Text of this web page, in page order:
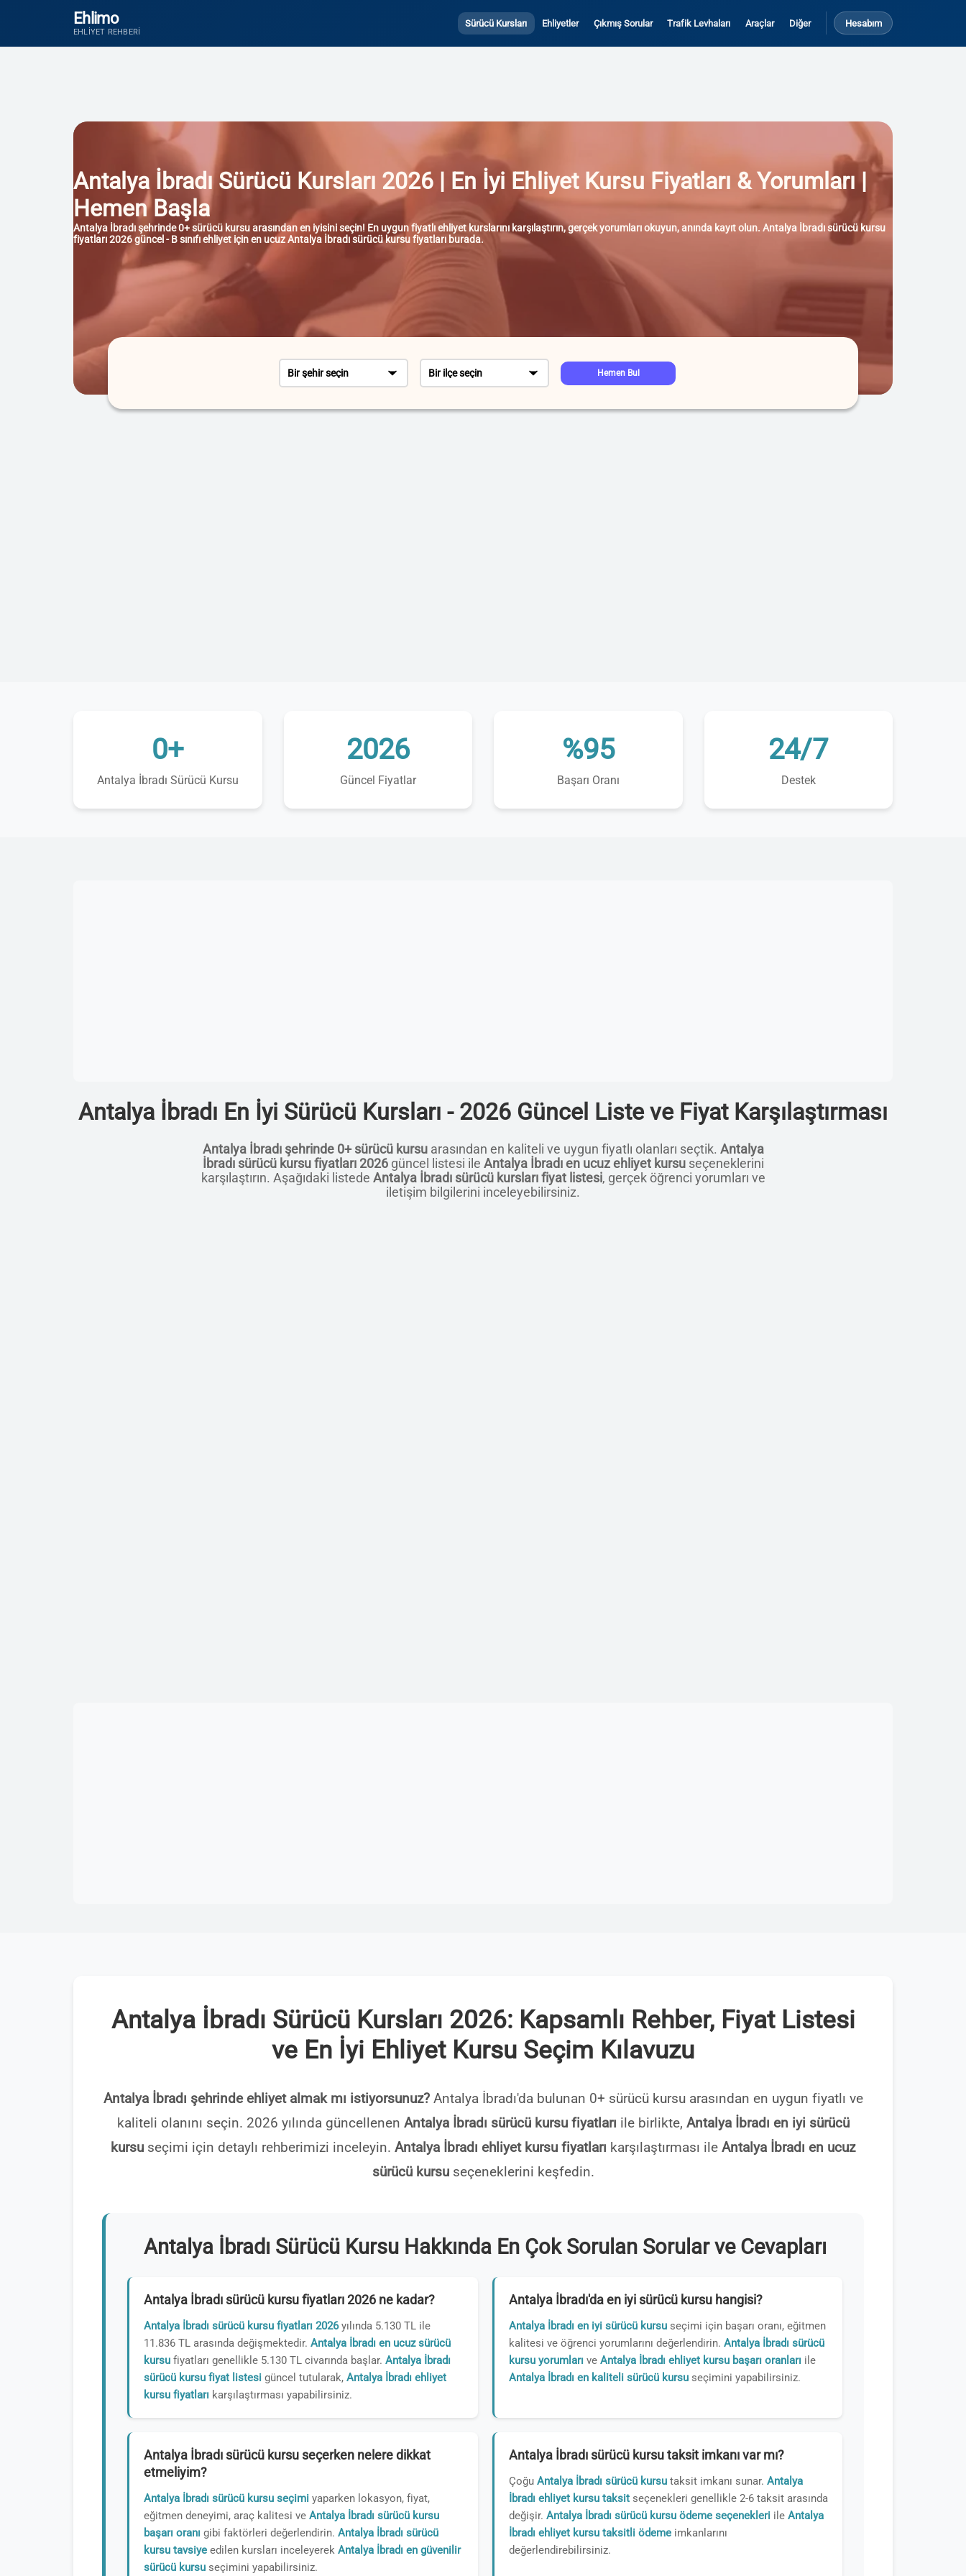
Ehlimo
EHLIYET REHBERI
Sürücü Kursları Ehliyetler Çıkmış Sorular Trafik Levhaları Araçlar Diğer Hesabım
Antalya İbradı Sürücü Kursları 2026 | En İyi Ehliyet Kursu Fiyatları & Yorumları |
Hemen Başla
Antalya İbradı şehrinde 0+ sürücü kursu arasından en iyisini seçin! En uygun fiyatlı ehliyet kurslarını karşılaştırın, gerçek yorumları okuyun, anında kayıt olun. Antalya İbradı sürücü kursu
fiyatları 2026 güncel - B sınıfı ehliyet için en ucuz Antalya İbradı sürücü kursu fiyatları burada.
Bir şehir seçin Bir ilçe seçin Hemen Bul
0+
Antalya İbradı Sürücü Kursu
2026
Güncel Fiyatlar
%95
Başarı Oranı
24/7
Destek
Antalya İbradı En İyi Sürücü Kursları - 2026 Güncel Liste ve Fiyat Karşılaştırması
Antalya İbradı şehrinde 0+ sürücü kursuarasından en kaliteli ve uygun fiyatlı olanları seçtik. Antalya
İbradı sürücü kursu fiyatları 2026güncel listesi ile Antalya İbradı en ucuz ehliyet kursuseçeneklerini
karşılaştırın. Aşağıdaki listede Antalya İbradı sürücü kursları fiyat listesi, gerçek öğrenci yorumları ve
iletişim bilgilerini inceleyebilirsiniz.
Antalya İbradı Sürücü Kursları 2026: Kapsamlı Rehber, Fiyat Listesi
ve En İyi Ehliyet Kursu Seçim Kılavuzu
Antalya İbradı şehrinde ehliyet almak mı istiyorsunuz?Antalya İbradı'da bulunan 0+ sürücü kursu arasından en uygun fiyatlı ve
kaliteli olanını seçin. 2026 yılında güncellenen Antalya İbradı sürücü kursu fiyatları ile birlikte, Antalya İbradı en iyi sürücü
kursu seçimi için detaylı rehberimizi inceleyin. Antalya İbradı ehliyet kursu fiyatları karşılaştırması ile Antalya İbradı en ucuz
sürücü kursuseçeneklerini keşfedin.
Antalya İbradı Sürücü Kursu Hakkında En Çok Sorulan Sorular ve Cevapları
Antalya İbradı sürücü kursu fiyatları 2026 ne kadar?
Antalya İbradı sürücü kursu fiyatları 2026yılında 5.130 TL ile
11.836 TL arasında değişmektedir. Antalya İbradı en ucuz sürücü
kursu fiyatları genellikle 5.130 TL civarında başlar. Antalya İbradı
sürücü kursu fiyat listesi güncel tutularak, Antalya İbradı ehliyet
kursu fiyatları karşılaştırması yapabilirsiniz.
Antalya İbradı'da en iyi sürücü kursu hangisi?
Antalya İbradı en iyi sürücü kursuseçimi için başarı oranı, eğitmen
kalitesi ve öğrenci yorumlarını değerlendirin. Antalya İbradı sürücü
kursu yorumlarıve Antalya İbradı ehliyet kursu başarı oranlarıile
Antalya İbradı en kaliteli sürücü kursuseçimini yapabilirsiniz.
Antalya İbradı sürücü kursu seçerken nelere dikkat
etmeliyim?
Antalya İbradı sürücü kursu seçimi yaparken lokasyon, fiyat,
eğitmen deneyimi, araç kalitesi ve Antalya İbradı sürücü kursu
başarı oranı gibi faktörleri değerlendirin. Antalya İbradı sürücü
kursu tavsiye edilen kursları inceleyerek Antalya İbradı en güvenilir
sürücü kursu seçimini yapabilirsiniz.
Antalya İbradı sürücü kursu taksit imkanı var mı?
Çoğu Antalya İbradı sürücü kursutaksit imkanı sunar. Antalya
İbradı ehliyet kursu taksitseçenekleri genellikle 2-6 taksit arasında
değişir. Antalya İbradı sürücü kursu ödeme seçenekleriile Antalya
İbradı ehliyet kursu taksitli ödemeimkanlarını
değerlendirebilirsiniz.